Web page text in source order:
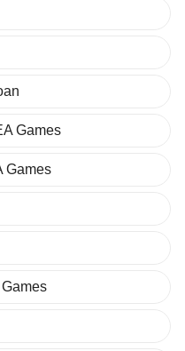
Games
Games